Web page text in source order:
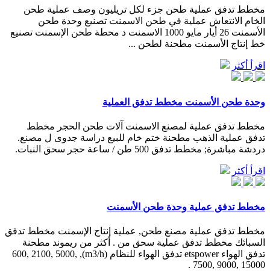
مخطط تدفق عملية طحن جزء لكل تريليون وصف عملية طحن
الخام الانتعاش عملية في طحن الاسمنت تصنيع وحدة طحن
الأسمنت 26 أيار مايو 1000 الاسمنت د محطة طحن الإسمنت تصنيع
خط إنتاج الأسمنت مطحنة لطحن ...
اقرأ أكثر
وحدة طحن الأسمنت مخطط تدفق العملية
مخطط تدفق عملية لمصنع الاسمنت آلات طحن الحجر مخطط
تدفق عملية الذهب مطحنة ختم خام للبيع دراسة جدوى ل مصنع.
دردشة مباشرة; مخطط تدفق 500 طن / ساعة حجر سحق النبات.
اقرأ أكثر
مخطط تدفق عملية وحدة طحن الأسمنت
مخطط تدفق عملية مصنع طحن, عملية إنتاج الإسمنت مخطط تدفق
السبائك مخطط تدفق عملية سحق من . أكثر من ريموند مطحنة
تدفق الهواء etspower تدفق الهواء للنظام (m3/h), 600, 2100, 5000,
7500, 9000, 15000 .